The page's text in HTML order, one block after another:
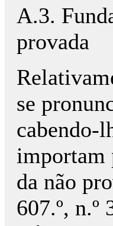
A.3.
provada
se
cabendo-
importam
da não
607.º, n.º